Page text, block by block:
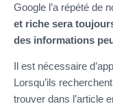
Google l’a répété de
et riche sera
des informations
Il est nécessaire
Lorsqu’ils
trouver dans l’article